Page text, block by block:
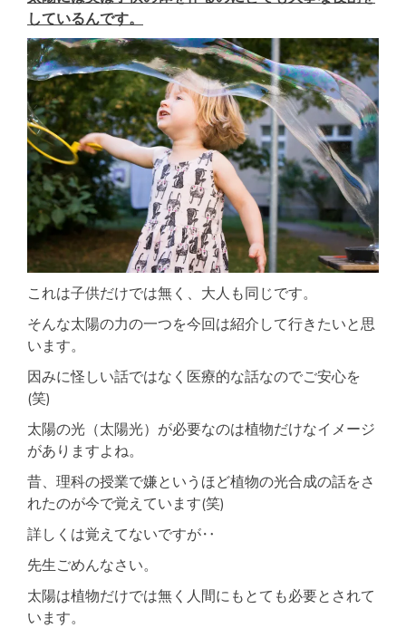
しているんです。
これは子供だけでは無く、大人も同じです。
そんな太陽の力の一つを今回は紹介して行きたいと思
います。
因みに怪しい話ではなく医療的な話なのでご安心を
(笑)
太陽の光（太陽光）が必要なのは植物だけなイメージ
がありますよね。
昔、理科の授業で嫌というほど植物の光合成の話をさ
れたのが今で覚えています(笑)
詳しくは覚えてないですが‥
先生ごめんなさい。
太陽は植物だけでは無く人間にもとても必要とされて
います。